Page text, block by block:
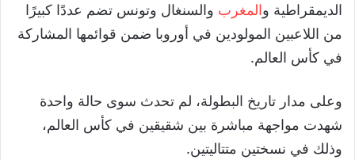
الديمقراطية والمغرب والسنغال وتونس تضم عددًا كبيرًا
من اللاعبين المولودين في أوروبا ضمن قوائمها المشاركة
في كأس العالم.
وعلى مدار تاريخ البطولة، لم تحدث سوى حالة واحدة
شهدت مواجهة مباشرة بين شقيقين في كأس العالم،
وذلك في نسختين متتاليتين.